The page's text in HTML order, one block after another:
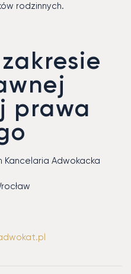
rodzinnych.
prawa
Kancelaria Adwokacka